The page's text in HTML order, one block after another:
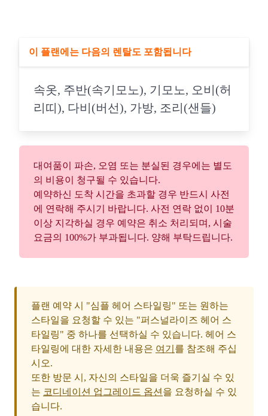
이 플랜에는 다음의 렌탈도 포함됩니다
속옷, 주반(속기모노), 기모노, 오비(허
리띠), 다비(버선), 가방, 조리(샌들)
대여품이 파손, 오염 또는 분실된 경우에는 별도
의 비용이 청구될 수 있습니다.
예약하신 도착 시간을 초과할 경우 반드시 사전
에 연락해 주시기 바랍니다. 사전 연락 없이 10분
이상 지각하실 경우 예약은 취소 처리되며, 시술
요금의 100%가 부과됩니다. 양해 부탁드립니다.
플랜 예약 시 "심플 헤어 스타일링" 또는 원하는
스타일을 요청할 수 있는 "퍼스널라이즈 헤어 스
타일링" 중 하나를 선택하실 수 있습니다. 헤어 스
타일링에 대한 자세한 내용은 여기 를 참조해 주십
시오.
또한 방문 시, 자신의 스타일을 더욱 즐기실 수 있
는 코디네이션 업그레이드 옵션 을 요청하실 수 있
습니다.